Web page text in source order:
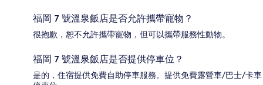
福岡 7 號溫泉飯店是否允許攜帶寵物？
很抱歉，恕不允許攜帶寵物，但可以攜帶服務性動物。
福岡 7 號溫泉飯店是否提供停車位？
是的，住宿提供免費自助停車服務。提供免費露營車/巴士/卡車